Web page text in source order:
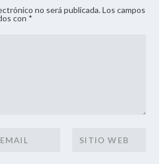
no será publicada. Los campos
con *